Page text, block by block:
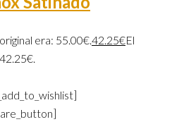
era: 55.00€.42.25€El